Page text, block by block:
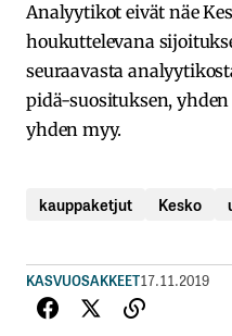
Analyytikot eivät näe
houkuttelevana
seuraavasta
pidä-suosituksen,
yhden myy.
kauppaketjut Kesko
KASVUOSAKKEET17.11.2019